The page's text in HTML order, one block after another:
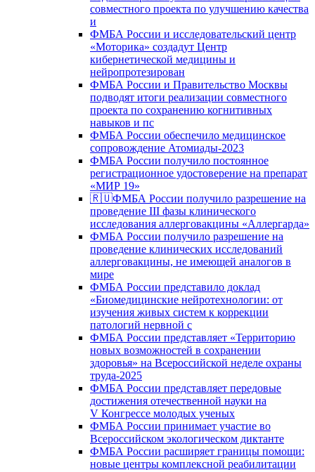
совместного проекта по улучшению качества
и
ФМБА России и исследовательский центр
«Моторика» создадут Центр
кибернетической медицины и
нейропротезирован
ФМБА России и Правительство Москвы
подводят итоги реализации совместного
проекта по сохранению когнитивных
навыков и пс
ФМБА России обеспечило медицинское
сопровождение Атомиады-2023
ФМБА России получило постоянное
регистрационное удостоверение на препарат
«МИР 19»
🇷🇺ФМБА России получило разрешение на
проведение III фазы клинического
исследования аллерговакцины «Аллергарда»
ФМБА России получило разрешение на
проведение клинических исследований
аллерговакцины, не имеющей аналогов в
мире
ФМБА России представило доклад
«Биомедицинские нейротехнологии: от
изучения живых систем к коррекции
патологий нервной с
ФМБА России представляет «Территорию
новых возможностей в сохранении
здоровья» на Всероссийской неделе охраны
труда-2025
ФМБА России представляет передовые
достижения отечественной науки на
V Конгрессе молодых ученых
ФМБА России принимает участие во
Всероссийском экологическом диктанте
ФМБА России расширяет границы помощи:
новые центры комплексной реабилитации